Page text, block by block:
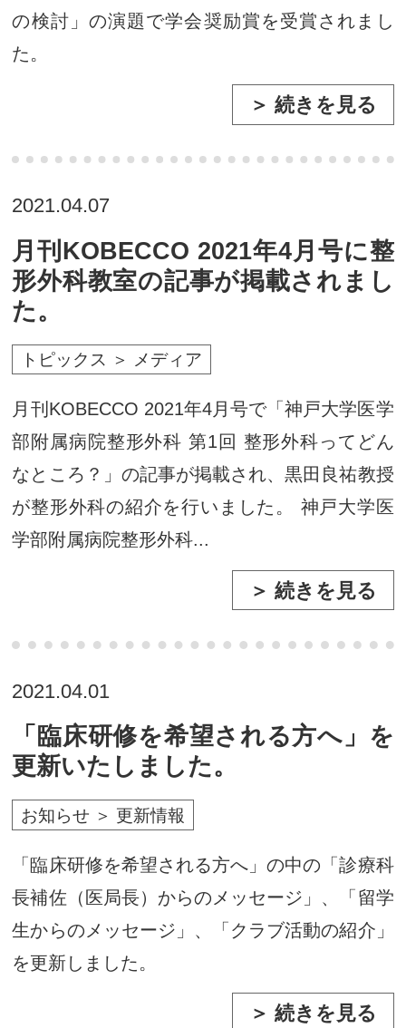
の検討」の演題で学会奨励賞を受賞されまし
た。
＞ 続きを見る
2021.04.07
月刊KOBECCO 2021年4月号に整
形外科教室の記事が掲載されまし
た。
トピックス ＞ メディア
月刊KOBECCO 2021年4月号で「神戸大学医学
部附属病院整形外科 第1回 整形外科ってどん
なところ？」の記事が掲載され、黒田良祐教授
が整形外科の紹介を行いました。 神戸大学医
学部附属病院整形外科...
＞ 続きを見る
2021.04.01
「臨床研修を希望される方へ」を
更新いたしました。
お知らせ ＞ 更新情報
「臨床研修を希望される方へ」の中の「診療科
長補佐（医局長）からのメッセージ」、「留学
生からのメッセージ」、「クラブ活動の紹介」
を更新しました。
＞ 続きを見る